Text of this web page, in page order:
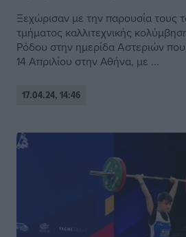
Ξεχώρισαν με την παρουσία τους
τμήματος καλλιτεχνικής
Ρόδου στην ημερίδα Αστεριών που
14 Απριλίου στην Αθήνα, με ...
17.04.24, 14:46